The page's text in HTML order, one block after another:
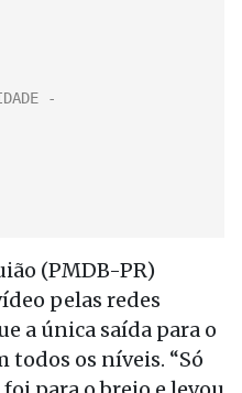
(PMDB-PR)
pelas redes
a única saída para o
todos os níveis. “Só